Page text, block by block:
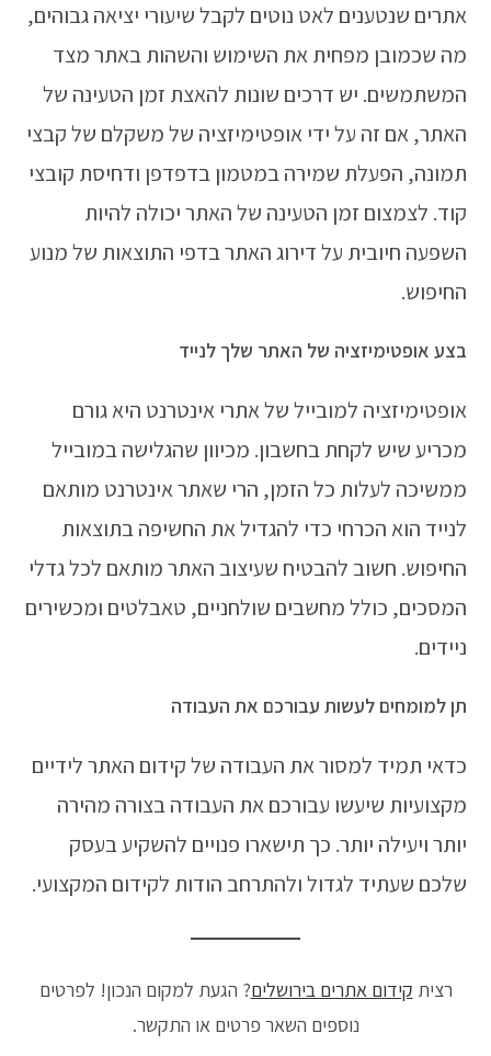
אתרים שנטענים לאט נוטים לקבל שיעורי יציאה גבוהים,
מה שכמובן מפחית את השימוש והשהות באתר מצד
המשתמשים. יש דרכים שונות להאצת זמן הטעינה של
האתר, אם זה על ידי אופטימיזציה של משקלם של קבצי
תמונה, הפעלת שמירה במטמון בדפדפן ודחיסת קובצי
קוד. לצמצום זמן הטעינה של האתר יכולה להיות
השפעה חיובית על דירוג האתר בדפי התוצאות של מנוע
החיפוש.
בצע אופטימיזציה של האתר שלך לנייד
אופטימיזציה למובייל של אתרי אינטרנט היא גורם
מכריע שיש לקחת בחשבון. מכיוון שהגלישה במובייל
ממשיכה לעלות כל הזמן, הרי שאתר אינטרנט מותאם
לנייד הוא הכרחי כדי להגדיל את החשיפה בתוצאות
החיפוש. חשוב להבטיח שעיצוב האתר מותאם לכל גדלי
המסכים, כולל מחשבים שולחניים, טאבלטים ומכשירים
ניידים.
תן למומחים לעשות עבורכם את העבודה
כדאי תמיד למסור את העבודה של קידום האתר לידיים
מקצועיות שיעשו עבורכם את העבודה בצורה מהירה
יותר ויעילה יותר. כך תישארו פנויים להשקיע בעסק
שלכם שעתיד לגדול ולהתרחב הודות לקידום המקצועי.
רצית קידום אתרים בירושלים? הגעת למקום הנכון! לפרטים
נוספים השאר פרטים או התקשר.